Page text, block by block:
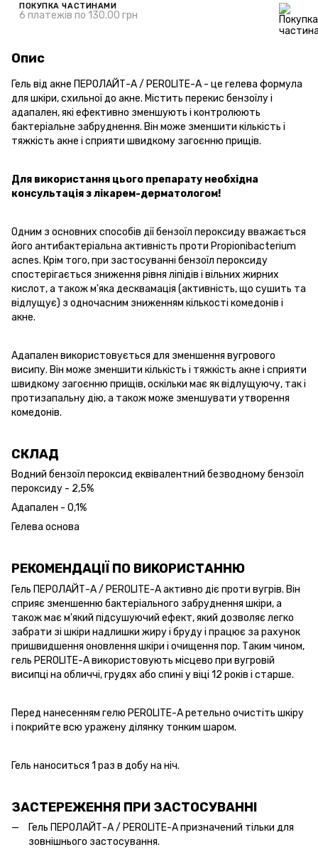
ПОКУПКА ЧАСТИНАМИ
6 платежів по 130.00 грн
Опис
Гель від акне ПЕРОЛАЙТ-А / PEROLITE-A - це гелева формула
для шкіри, схильної до акне. Містить перекис бензоїлу і
адапален, які ефективно зменшують і контролюють
бактеріальне забруднення. Він може зменшити кількість і
тяжкість акне і сприяти швидкому загоєнню прищів.
Для використання цього препарату необхідна
консультація з лікарем-дерматологом!
Одним з основних способів дії бензоїл пероксиду вважається
його антибактеріальна активність проти Propionibacterium
acnes. Крім того, при застосуванні бензоїл пероксиду
спостерігається зниження рівня ліпідів і вільних жирних
кислот, а також м'яка десквамація (активність, що сушить та
відлущує) з одночасним зниженням кількості комедонів і
акне.
Адапален використовується для зменшення вугрового
висипу. Він може зменшити кількість і тяжкість акне і сприяти
швидкому загоєнню прищів, оскільки має як відлущуючу, так і
протизапальну дію, а також може зменшувати утворення
комедонів.
СКЛАД
Водний бензоїл пероксид еквівалентний безводному бензоїл
пероксиду - 2,5%
Адапален - 0,1%
Гелева основа
РЕКОМЕНДАЦІЇ ПО ВИКОРИСТАННЮ
Гель ПЕРОЛАЙТ-А / PEROLITE-A активно діє проти вугрів. Він
сприяє зменшенню бактеріального забруднення шкіри, а
також має м'який підсушуючий ефект, який дозволяє легко
забрати зі шкіри надлишки жиру і бруду і працює за рахунок
пришвидшення оновлення шкіри і очищення пор. Таким чином,
гель PEROLITE-A використовують місцево при вугровій
висипці на обличчі, грудях або спині у віці 12 років і старше.
Перед нанесенням гелю PEROLITE-A ретельно очистіть шкіру
і покрийте всю уражену ділянку тонким шаром.
Гель наноситься 1 раз в добу на ніч.
ЗАСТЕРЕЖЕННЯ ПРИ ЗАСТОСУВАННІ
Гель ПЕРОЛАЙТ-А / PEROLITE-A призначений тільки для
зовнішнього застосування.